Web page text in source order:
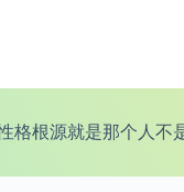
格根源就是那个人不